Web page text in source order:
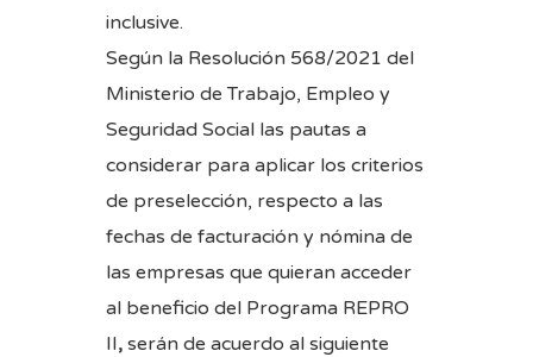
inclusive.
Según la Resolución 568/2021 del
Ministerio de Trabajo, Empleo y
Seguridad Social las pautas a
considerar para aplicar los criterios
de preselección, respecto a las
fechas de facturación y nómina de
las empresas que quieran acceder
al beneficio del Programa REPRO
II, serán de acuerdo al siguiente